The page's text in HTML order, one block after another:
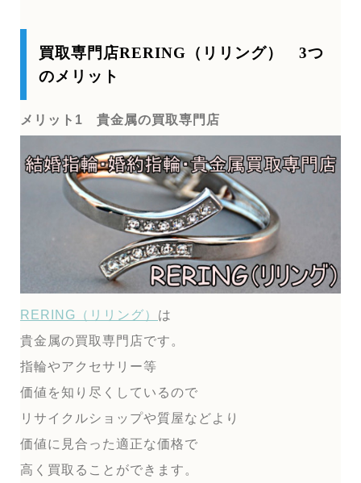
買取専門店RERING（リリング） 3つ
のメリット
メリット1 貴金属の買取専門店
RERING（リリング） は
貴金属の買取専門店です。
指輪やアクセサリー等
価値を知り尽くしているので
リサイクルショップや質屋などより
価値に見合った適正な価格で
高く買取ることができます。